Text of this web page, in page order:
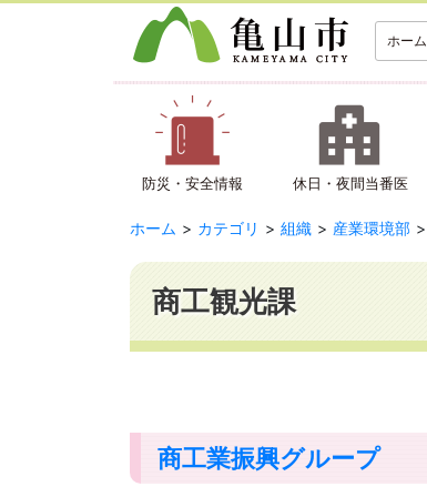
ホーム
防災・安全情報 休日・夜間当番医
ホーム カテゴリ 組織 産業環境部
商工観光課
商工業振興グループ